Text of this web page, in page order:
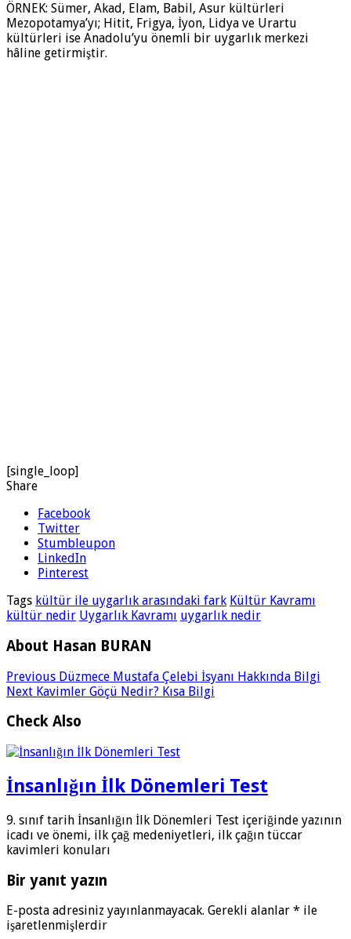
ÖRNEK: Sümer, Akad, Elam, Babil, Asur kültürleri
Mezopotamya’yı; Hitit, Frigya, İyon, Lidya ve Urartu
kültürleri ise Anadolu’yu önemli bir uygarlık merkezi
hâline getirmiştir.
[single_loop]
Share
Facebook
Twitter
Stumbleupon
LinkedIn
Pinterest
Tags kültür ile uygarlık arasındaki fark Kültür Kavramı
kültür nedir Uygarlık Kavramı uygarlık nedir
About Hasan BURAN
Previous Düzmece Mustafa Çelebi İsyanı Hakkında Bilgi
Next Kavimler Göçü Nedir? Kısa Bilgi
Check Also
İnsanlığın İlk Dönemleri Test
9. sınıf tarih İnsanlığın İlk Dönemleri Test içeriğinde yazının
icadı ve önemi, ilk çağ medeniyetleri, ilk çağın tüccar
kavimleri konuları
Bir yanıt yazın
E-posta adresiniz yayınlanmayacak. Gerekli alanlar * ile
işaretlenmişlerdir